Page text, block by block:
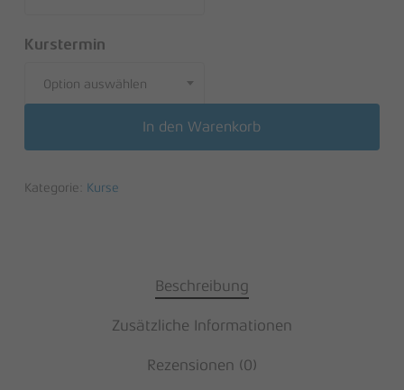
Kurstermin
Option auswählen
In den Warenkorb
Kategorie: Kurse
Beschreibung
Zusätzliche Informationen
Rezensionen (0)